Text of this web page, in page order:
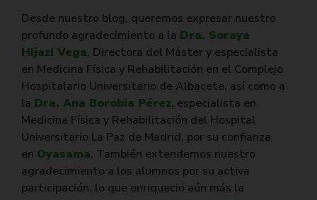
Desde nuestro blog, queremos expresar nuestro
profundo agradecimiento a la Dra. Soraya
Hijazi Vega, Directora del Máster y especialista
en Medicina Física y Rehabilitación en el Complejo
Hospitalario Universitario de Albacete, así como a
la Dra. Ana Borobia Pérez, especialista en
Medicina Física y Rehabilitación del Hospital
Universitario La Paz de Madrid, por su confianza
en Oyasama. También extendemos nuestro
agradecimiento a los alumnos por su activa
participación, lo que enriqueció aún más la